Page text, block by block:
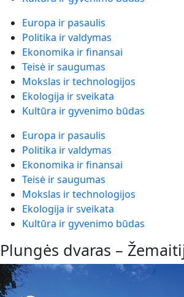
Europa ir pasaulis
Politika ir valdymas
Ekonomika ir finansai
Teisė ir saugumas
Mokslas ir technologijos
Ekologija ir sveikata
Kultūra ir gyvenimo būdas
Europa ir pasaulis
Politika ir valdymas
Ekonomika ir finansai
Teisė ir saugumas
Mokslas ir technologijos
Ekologija ir sveikata
Kultūra ir gyvenimo būdas
Plungės dvaras –